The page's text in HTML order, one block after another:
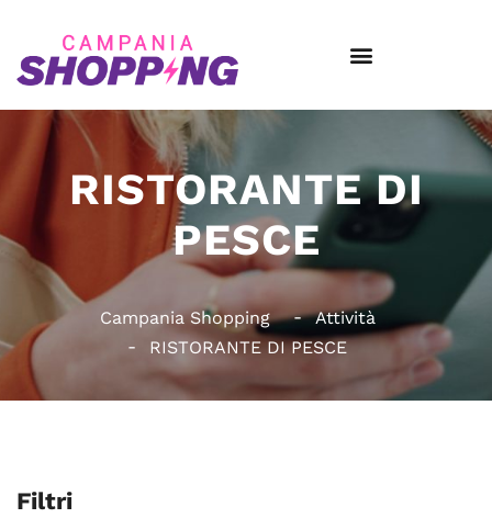
RISTORANTE DI
PESCE
Campania Shopping
Attività
RISTORANTE DI PESCE
Filtri